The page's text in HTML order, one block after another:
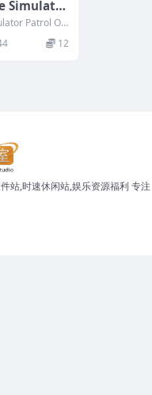
Simulator
游戏 适用
Patrol O
12
站,时速休闲站,娱乐资源福利 专注